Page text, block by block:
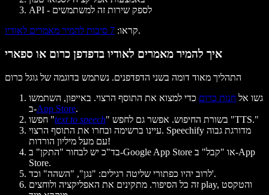
API - לספק שירות זה למשתמשים
קראו: 7 סיבות להמיר מאמרים לאודיו .
איך להמיר מאמרים לאודיו בדפדפן כרום או ספארי
התהליך מאוד דומה בשני הדפדפנים. נשתמש בדוגמה של גוגל כרום
גשו אל חנות כרום כדי למצוא את התוסף הרצוי. באייפון, השתמשו
ב-App Store.
חפשו "text to speech " בשורת החיפוש. אפשר גם לחפש "TTS."
עיינו ברשימה ובחרו את התוסף הרצוי. Speechify מדורגת גבוה
עם מעל מיליון הורדות!
בד"כ יש לבחור "התקן " ב-Google App Store או "קבל" ב-App
Store.
לרוב יהיו כפתורי שליטה רגילים: "נגן", "השהה
" וכד'.
זה כל הסיפור. מתקינים את האפליקציה ולוחצים play, והטקסט